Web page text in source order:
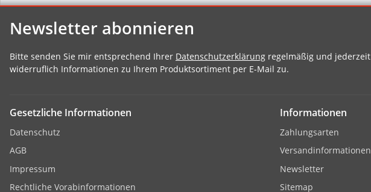
Newsletter abonnieren
Bitte senden Sie mir entsprechend Ihrer Datenschutzerklärung regelmäßig und jederzeit
widerruflich Informationen zu Ihrem Produktsortiment per E-Mail zu.
Gesetzliche Informationen
Datenschutz
AGB
Impressum
Rechtliche Vorabinformationen
Informationen
Zahlungsarten
Versandinformationen
Newsletter
Sitemap